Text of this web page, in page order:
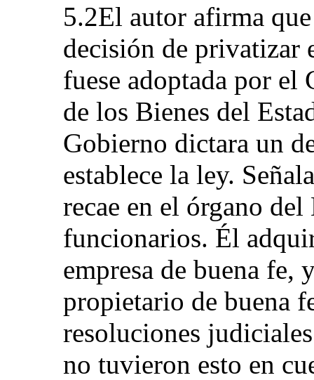
5.2El autor afirma
decisión de privatizar
fuese adoptada por
de los Bienes del
Gobierno dictara un
establece la ley.
recae en el órgano del
funcionarios. Él
empresa de buena fe,
propietario de buena
resoluciones
no tuvieron esto en